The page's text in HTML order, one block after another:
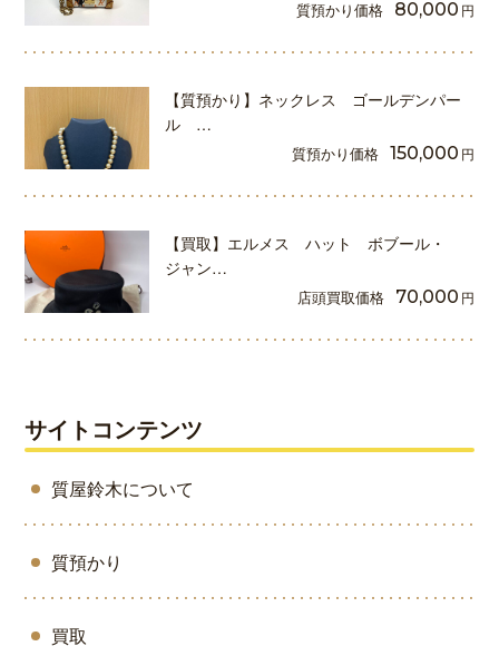
質預かり価格 80,000 円
【質預かり】ネックレス ゴールデンパー
ル …
質預かり価格 150,000 円
【買取】エルメス ハット ボブール・
ジャン…
店頭買取価格 70,000 円
サイトコンテンツ
質屋鈴木について
質預かり
買取